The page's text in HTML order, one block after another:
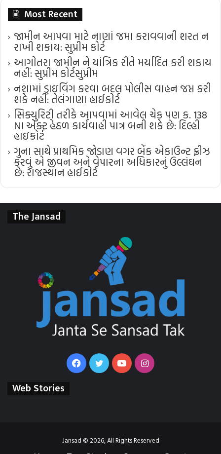
Most Recent
જામીન આપવા માટે નાણાં જમા કરાવવાની શરત ન
રાખી શકાય: સુપ્રીમ કોર્ટ
આગોતરા જામીન ને યાંત્રિક રીતે મર્યાદિત કરી શકાય
નહીં: સુપ્રીમ કોર્ટ​સુપ્રીમ
નશામાં ડ્રાઇવિંગ કરવા બદલ પોલીસ વાહન જપ્ત કરી
શકે નહીં: તેલંગાણા હાઈકોર્ટ
સિક્યુરિટી તરીકે આપવામાં આવેલ ચેક પણ ક. 138
NI એક્ટ હેઠળ કાર્યવાહી પાત્ર બની શકે છે: દિલ્હી
હાઇકોર્ટ
ગુના સાથે પ્રાથમિક જોડાણ વગર બેંક એકાઉન્ટ ફ્રીઝ
કરવું એ જીવન અને વેપારના અધિકારનું ઉલ્લંઘન
છે: રાજસ્થાન હાઈકોર્ટ
The Jansad
FacebookTwitterYouTubeInstagram
Web Stories
Jansad © 2026, All Rights Reserved